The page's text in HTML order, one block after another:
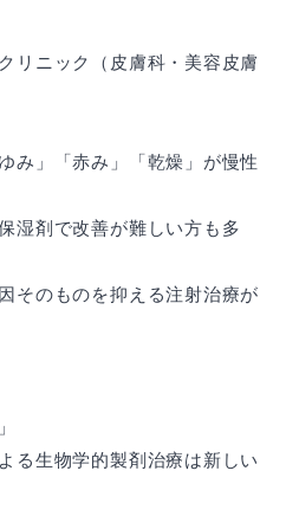
リニック（皮膚科・美容皮膚
み」「赤み」「乾燥」が慢性
湿剤で改善が難しい方も多
そのものを抑える注射治療が
る生物学的製剤治療は新しい